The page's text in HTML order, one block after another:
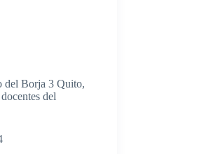
del Borja 3 Quito,
del